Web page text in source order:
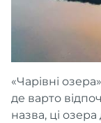
«Чарівні
де варто
назва, ці